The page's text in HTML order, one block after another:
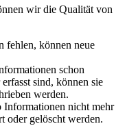
wir die Qualität von
fehlen, können neue
schon
sind, können sie
werden.
Informationen nicht mehr
oder gelöscht werden.